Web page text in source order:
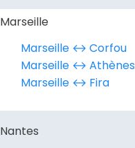
Marseille
Marseille ↔︎ Corfou
Marseille ↔︎ Athènes
Marseille ↔︎ Fira
Nantes